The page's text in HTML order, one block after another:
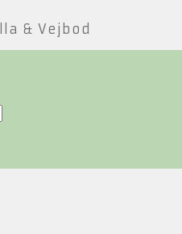
& Vejbod